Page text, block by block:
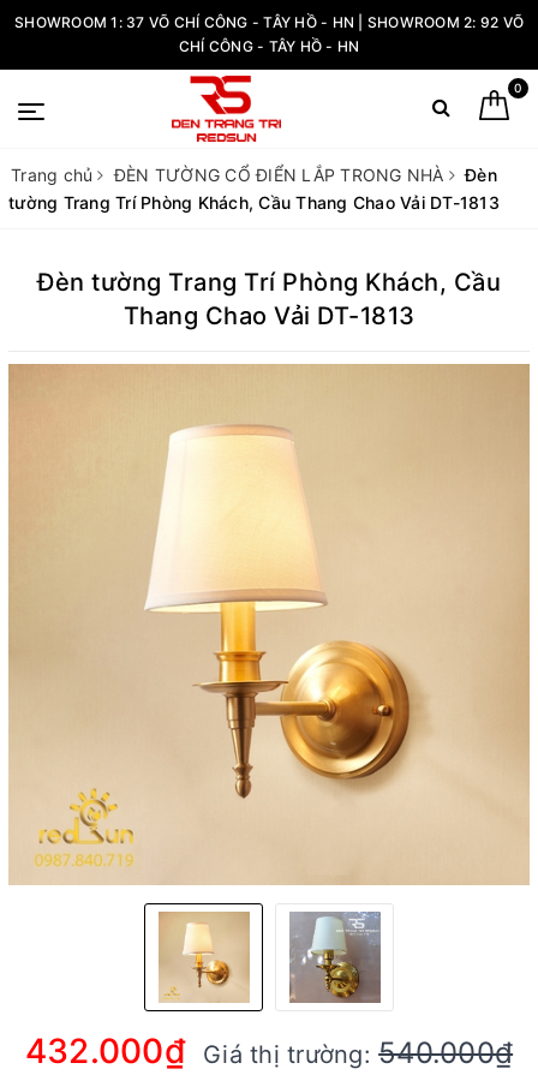
SHOWROOM 1: 37 VÕ CHÍ CÔNG - TÂY HỒ - HN | SHOWROOM 2: 92 VÕ
CHÍ CÔNG - TÂY HỒ - HN
0
Trang chủ ĐÈN TƯỜNG CỔ ĐIỂN LẮP TRONG NHÀ
Đèn
tường Trang Trí Phòng Khách, Cầu Thang Chao Vải DT-1813
Đèn tường Trang Trí Phòng Khách, Cầu
Thang Chao Vải DT-1813
432.000₫ Giá thị trường:540.000₫